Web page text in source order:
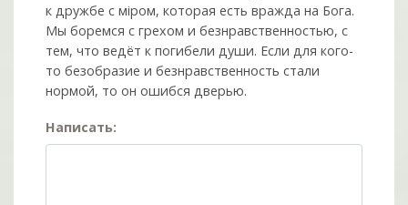
к дружбе с мiром, которая есть вражда на Бога.
Мы боремся с грехом и без­нрав­ствен­ностью, с
тем, что ведёт к погибели души. Если для кого-
то безобразие и безнравственность стали
нормой, то он ошибся дверью.
Написать: